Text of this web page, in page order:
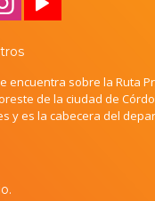
encuentra sobre la Ruta
de la ciudad de
y es la cabecera del